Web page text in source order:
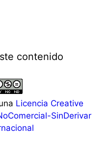
contenido
Licencia Creative
SinDerivar